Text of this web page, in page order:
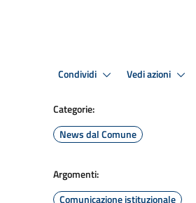
Condividi Vedi azioni
Categorie:
News dal Comune
Argomenti:
Comunicazione istituzionale